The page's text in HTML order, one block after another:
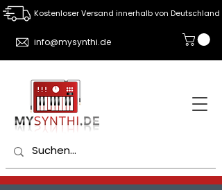
Kostenloser Versand innerhalb von Deutschland
info@mysynthi.de